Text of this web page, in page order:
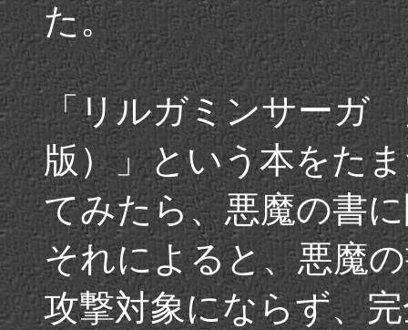
た。
「リルガミンサーガ
版）」という本をた
てみたら、悪魔の書
それによると、悪魔
攻撃対象にならず、